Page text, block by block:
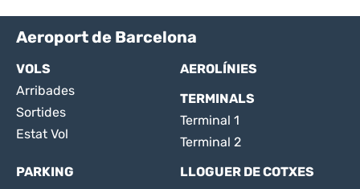
Aeroport de Barcelona
VOLS
Arribades
Sortides
Estat Vol
AEROLÍNIES
TERMINALS
Terminal 1
Terminal 2
PARKING
LLOGUER DE COTXES